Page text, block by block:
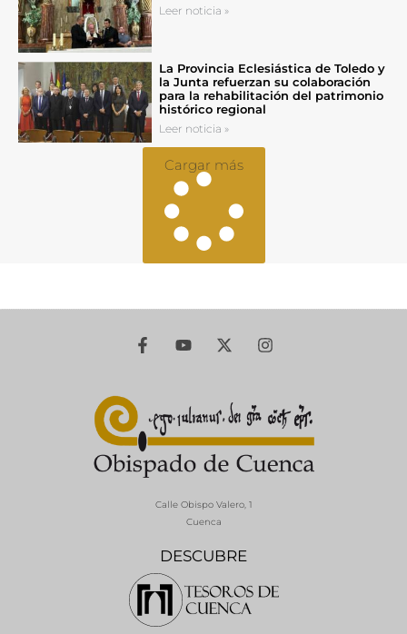
Leer noticia »
La Provincia Eclesiástica de Toledo y
la Junta refuerzan su colaboración
para la rehabilitación del patrimonio
histórico regional
Leer noticia »
Cargar más
DESCUBRE
Calle Obispo Valero, 1
Cuenca